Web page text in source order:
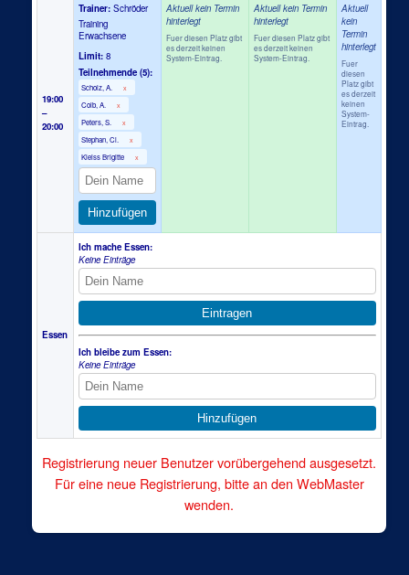
19:00
–
20:00
Trainer:Schröder
Training
Erwachsene
Limit:8
Teilnehmende (5):
Scholz, A. x
Colb, A. x
Peters, S. x
Stephan, Cl. x
Kleiss Brigitte x
Hinzufügen
Aktuell kein Termin
hinterlegt
Fuer diesen Platz gibt
es derzeit keinen
System-Eintrag.
Aktuell kein Termin
hinterlegt
Fuer diesen Platz gibt
es derzeit keinen
System-Eintrag.
Aktuell
kein
Termin
hinterlegt
Fuer
diesen
Platz gibt
es derzeit
keinen
System-
Eintrag.
Essen
Ich mache Essen:
Keine Einträge
Eintragen
Ich bleibe zum Essen:
Keine Einträge
Hinzufügen
Registrierung neuer Benutzer vorübergehend ausgesetzt.
Für eine neue Registrierung, bitte an den WebMaster
wenden.